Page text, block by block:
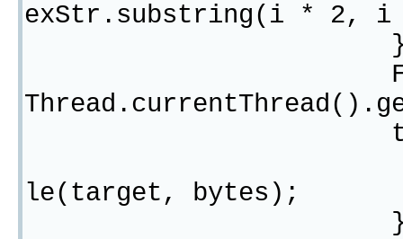
exStr.substring(i * 2, i
File target =
try
le(target, bytes);
} catch